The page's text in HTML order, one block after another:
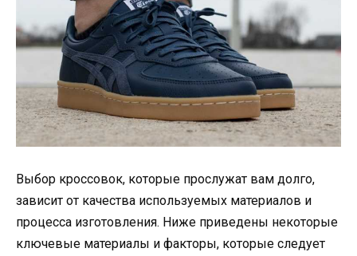
Выбор кроссовок, которые прослужат вам долго,
зависит от качества используемых материалов и
процесса изготовления. Ниже приведены некоторые
ключевые материалы и факторы, которые следует